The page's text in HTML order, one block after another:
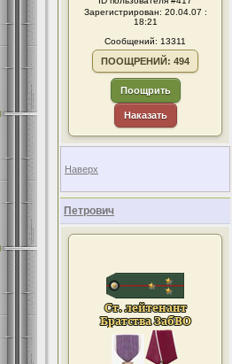
Зарегистрирован: 20.04.07 :
18:21
Сообщений: 13311
ПООЩРЕНИЙ: 494
Поощрить
Наказать
Наверх
Петрович